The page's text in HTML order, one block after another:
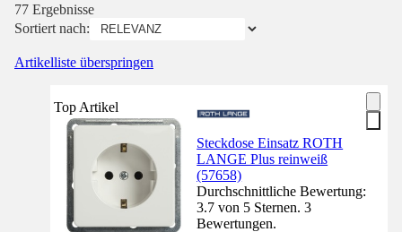
77 Ergebnisse
Sortiert nach:
Artikelliste überspringen
Top Artikel
Steckdose Einsatz ROTH
LANGE Plus reinweiß
(57658)
Durchschnittliche Bewertung:
3.7 von 5 Sternen. 3
Bewertungen.